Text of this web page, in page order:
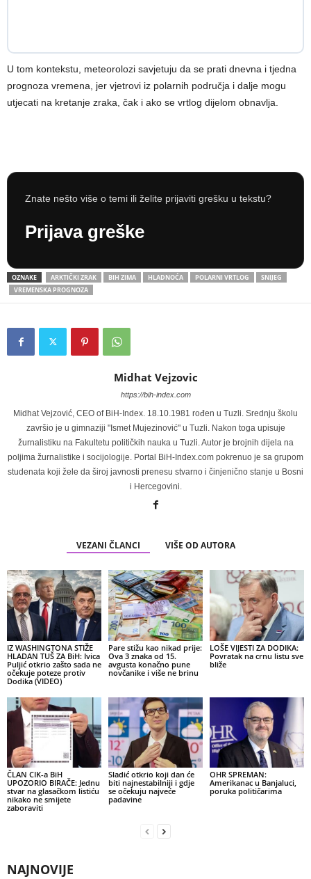
U tom kontekstu, meteorolozi savjetuju da se prati dnevna i tjedna
prognoza vremena, jer vjetrovi iz polarnih područja i dalje mogu
utjecati na kretanje zraka, čak i ako se vrtlog dijelom obnavlja.
Znate nešto više o temi ili želite prijaviti grešku u tekstu?
Prijava greške
OZNAKE ARKTIČKI ZRAK BIH ZIMA HLADNOĆA POLARNI VRTLOG
SNIJEG
VREMENSKA PROGNOZA
Midhat Vejzovic
https://bih-index.com
Midhat Vejzović, CEO of BiH-Index. 18.10.1981 rođen u Tuzli. Srednju školu
završio je u gimnaziji "Ismet Mujezinović" u Tuzli. Nakon toga upisuje
žurnalistiku na Fakultetu političkih nauka u Tuzli. Autor je brojnih dijela na
poljima žurnalistike i socijologije. Portal BiH-Index.com pokrenuo je sa grupom
studenata koji žele da široj javnosti prenesu stvarno i činjenično stanje u Bosni
i Hercegovini.
VEZANI ČLANCI VIŠE OD AUTORA
IZ WASHINGTONA STIŽE
HLADAN TUŠ ZA BiH: Ivica
Puljić otkrio zašto sada ne
očekuje poteze protiv
Dodika (VIDEO)
Pare stižu kao nikad prije:
Ova 3 znaka od 15.
avgusta konačno pune
novčanike i više ne brinu
LOŠE VIJESTI ZA DODIKA:
Povratak na crnu listu sve
bliže
ČLAN CIK-a BiH
UPOZORIO BIRAČE: Jednu
stvar na glasačkom listiću
nikako ne smijete
zaboraviti
Sladić otkrio koji dan će
biti najnestabilniji i gdje
se očekuju najveće
padavine
OHR SPREMAN:
Amerikanac u Banjaluci,
poruka političarima
NAJNOVIJE